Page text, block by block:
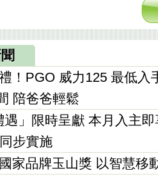
！PGO 威力125 最低入
陪爸爸輕鬆
遇」限時呈獻 本月入主
步實施
家品牌玉山獎 以智慧移